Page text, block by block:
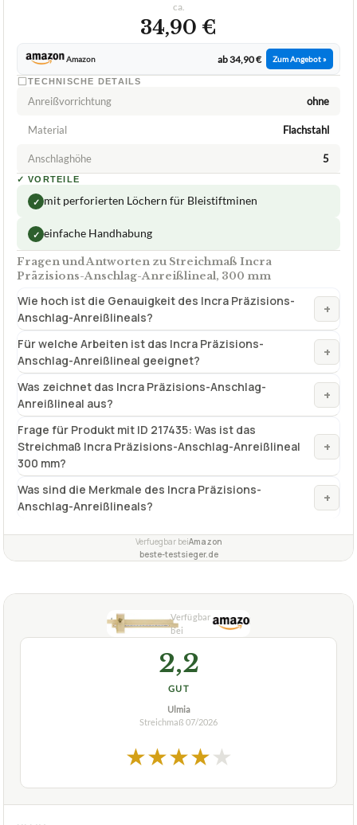
ca.
34,90 €
Amazon ab 34,90 € Zum Angebot »
TECHNISCHE DETAILS
Anreißvorrichtung ohne
Material Flachstahl
Anschlaghöhe 5
✓ VORTEILE
✓ mit perforierten Löchern für Bleistiftminen
✓ einfache Handhabung
Fragen und Antworten zu Streichmaß Incra
Präzisions-Anschlag-Anreißlineal, 300 mm
Wie hoch ist die Genauigkeit des Incra Präzisions-
Anschlag-Anreißlineals?
+
Für welche Arbeiten ist das Incra Präzisions-
Anschlag-Anreißlineal geeignet?
+
Was zeichnet das Incra Präzisions-Anschlag-
Anreißlineal aus?
+
Frage für Produkt mit ID 217435: Was ist das
Streichmaß Incra Präzisions-Anschlag-Anreißlineal
300 mm?
+
Was sind die Merkmale des Incra Präzisions-
Anschlag-Anreißlineals?
+
Verfuegbar beiAmazon
beste-testsieger.de
2,2
GUT
Ulmia
Streichmaß 07/2026
★★★★★